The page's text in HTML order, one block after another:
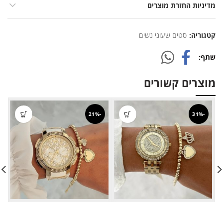
מדיניות החזרת מוצרים
קטגוריה: סטים שעוני נשים
שתף
מוצרים קשורים
-31%
-21%